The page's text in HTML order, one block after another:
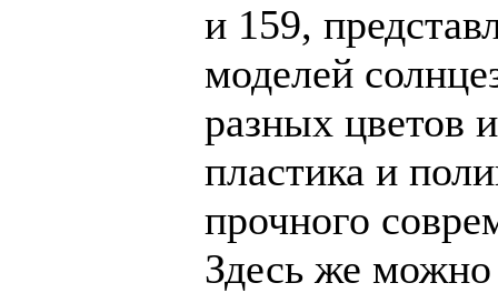
и 159,
моделей
разных цветов
пластика и
прочного
Здесь же